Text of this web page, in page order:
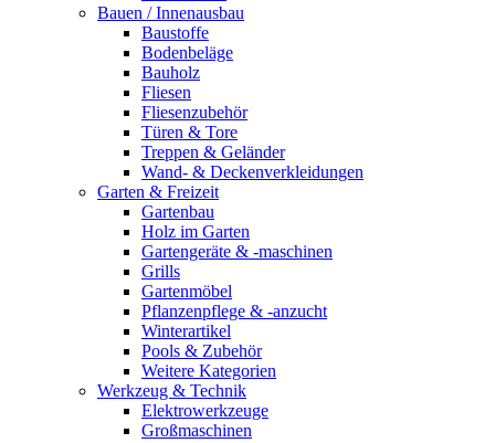
Bauen / Innenausbau
Baustoffe
Bodenbeläge
Bauholz
Fliesen
Fliesenzubehör
Türen & Tore
Treppen & Geländer
Wand- & Deckenverkleidungen
Garten & Freizeit
Gartenbau
Holz im Garten
Gartengeräte & -maschinen
Grills
Gartenmöbel
Pflanzenpflege & -anzucht
Winterartikel
Pools & Zubehör
Weitere Kategorien
Werkzeug & Technik
Elektrowerkzeuge
Großmaschinen